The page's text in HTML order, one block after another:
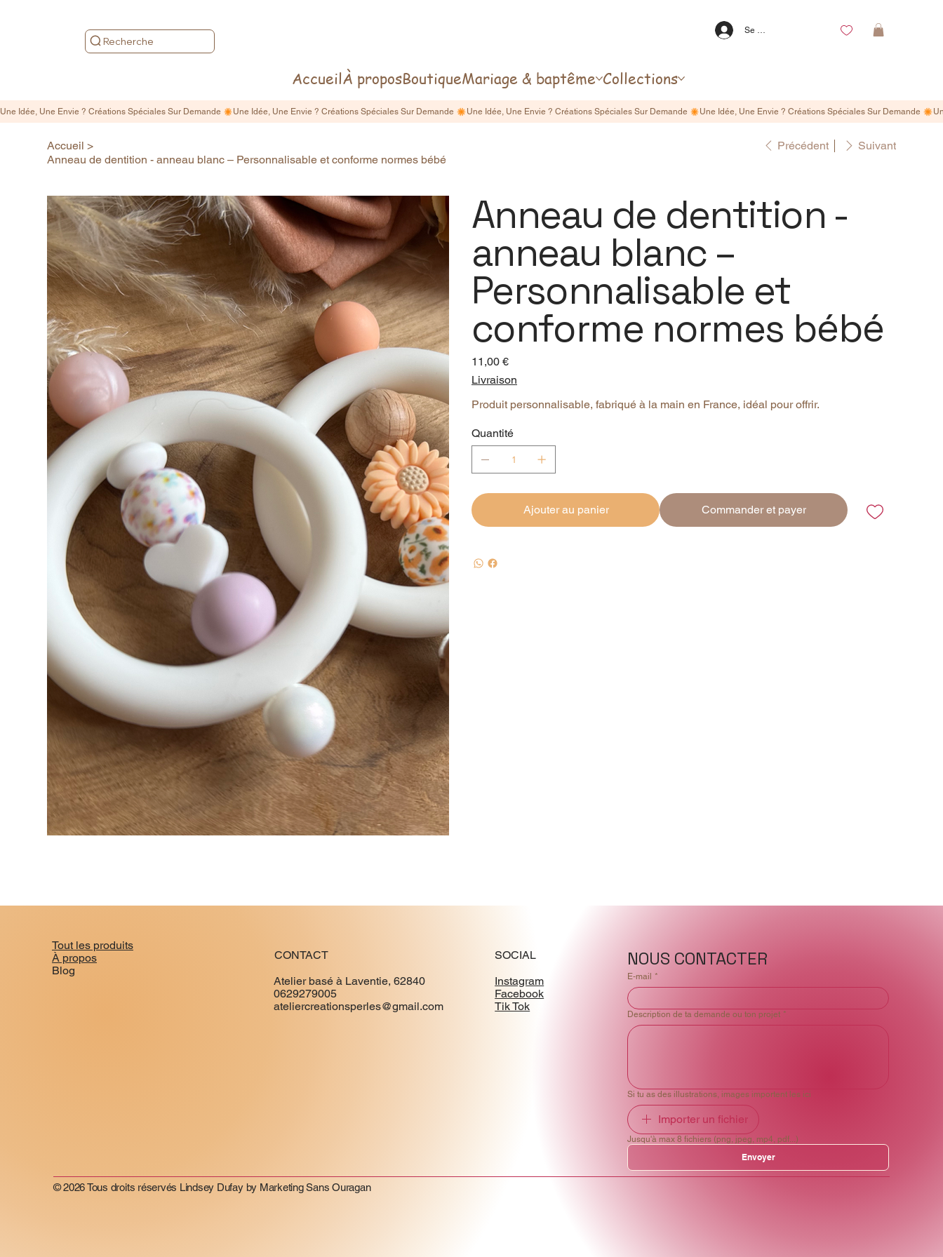
AccueilÀ proposBoutiqueMariage & baptême Collections
Recherche
Se connecter
Accueil >
Anneau de dentition - anneau blanc – Personnalisable et conforme normes bébé
Précédent Suivant
Anneau de dentition -
anneau blanc –
Personnalisable et
conforme normes bébé
Prix
11,00 €
Livraison
Produit personnalisable, fabriqué à la main en France, idéal pour offrir.
Quantité
Ajouter au panier Commander et payer
Tout les produits
À propos
Blog
CONTACT
Atelier basé à Laventie, 62840
0629279005
ateliercreationsperles@gmail.com
SOCIAL
Instagram
Facebook
Tik Tok
NOUS CONTACTER
E‑mail *
Description de ta demande ou ton projet *
Si tu as des illustrations, images importent les ici
Importer un fichier
Jusqu'à max 8 fichiers (png, jpeg, mp4, pdf...)
Envoyer
© 2026 Tous droits réservés Lindsey Dufay by Marketing Sans Ouragan